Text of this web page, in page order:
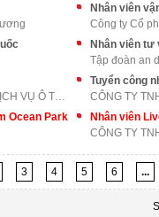
Nhân viên
Công ty Cổ
Nhân viên tư
Tập đoàn an
CÔNG TY CỔ PHẦN XUẤT NHẬP KHẨU VÀ DỊCH VỤ Ô TÔ LON
Tuyển công
CÔNG TY
Ocean Park
Nhân viên
CÔNG TY
3 4 5 6 ...